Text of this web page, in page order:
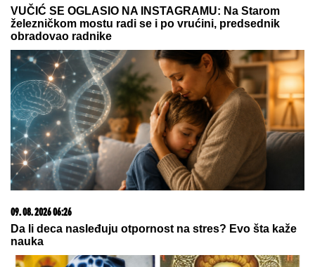
''Jesi li ti normalan?!'' Muž prešao
granicu, pa shvatio da mu žene
nema u kolima - njena reakcija je hit!